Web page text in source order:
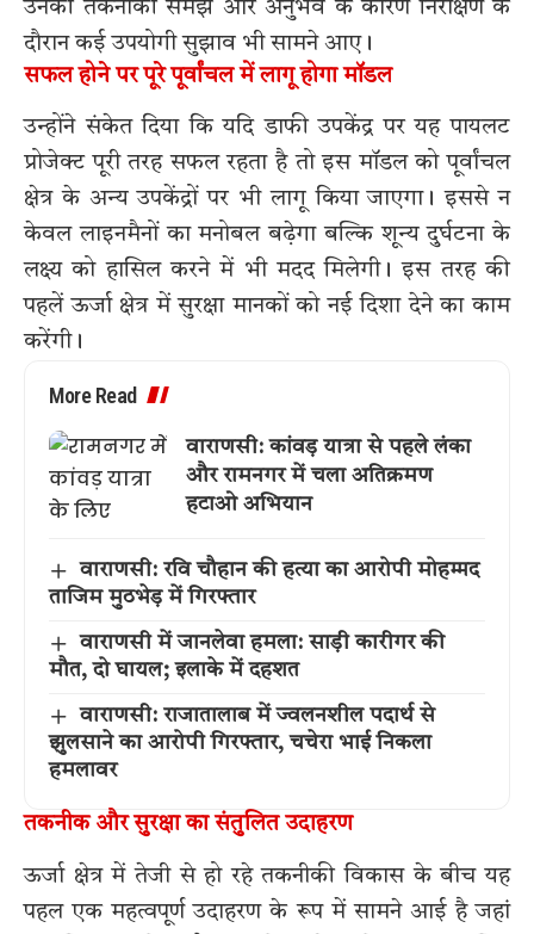
उनकी तकनीकी समझ और अनुभव के कारण निरीक्षण के
दौरान कई उपयोगी सुझाव भी सामने आए।
सफल होने पर पूरे पूर्वांचल में लागू होगा मॉडल
उन्होंने संकेत दिया कि यदि डाफी उपकेंद्र पर यह पायलट
प्रोजेक्ट पूरी तरह सफल रहता है तो इस मॉडल को पूर्वांचल
क्षेत्र के अन्य उपकेंद्रों पर भी लागू किया जाएगा। इससे न
केवल लाइनमैनों का मनोबल बढ़ेगा बल्कि शून्य दुर्घटना के
लक्ष्य को हासिल करने में भी मदद मिलेगी। इस तरह की
पहलें ऊर्जा क्षेत्र में सुरक्षा मानकों को नई दिशा देने का काम
करेंगी।
More Read
वाराणसी: कांवड़ यात्रा से पहले लंका
और रामनगर में चला अतिक्रमण
हटाओ अभियान
वाराणसी: रवि चौहान की हत्या का आरोपी मोहम्मद
ताजिम मुठभेड़ में गिरफ्तार
वाराणसी में जानलेवा हमला: साड़ी कारीगर की
मौत, दो घायल; इलाके में दहशत
वाराणसी: राजातालाब में ज्वलनशील पदार्थ से
झुलसाने का आरोपी गिरफ्तार, चचेरा भाई निकला
हमलावर
तकनीक और सुरक्षा का संतुलित उदाहरण
ऊर्जा क्षेत्र में तेजी से हो रहे तकनीकी विकास के बीच यह
पहल एक महत्वपूर्ण उदाहरण के रूप में सामने आई है जहां